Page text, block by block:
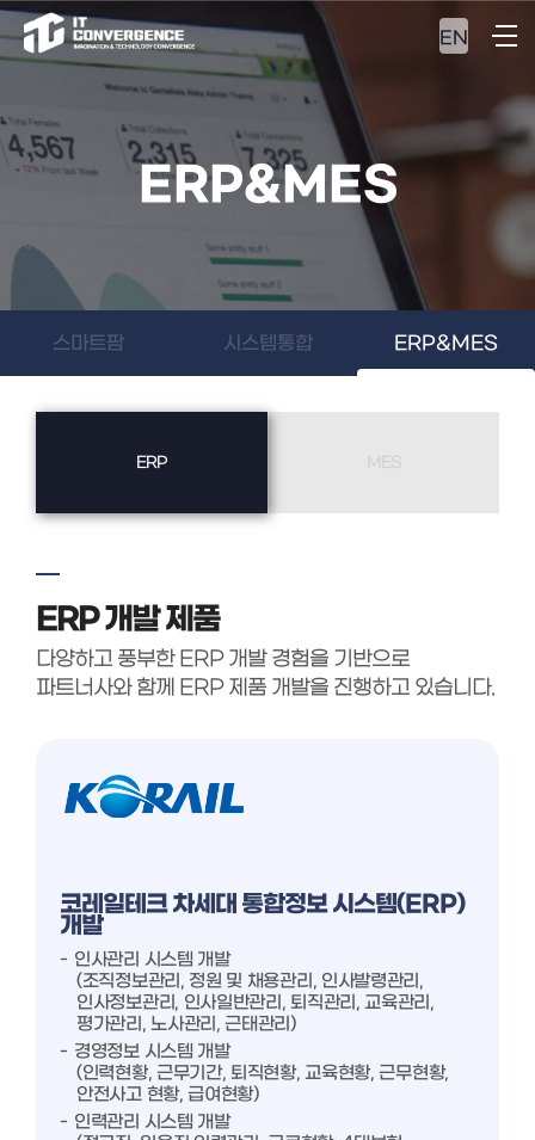
EN
ERP&MES
스마트팜 시스템통합 ERP&MES
ERP
ERP 개발 제품
다양하고 풍부한 ERP 개발 경험을 기반으로
파트너사와 함께 ERP 제품 개발을 진행하고 있습니다.
코레일테크 차세대 통합정보 시스템(ERP)
개발
인사관리 시스템 개발
(조직정보관리, 정원 및 채용관리, 인사발령관리,
인사정보관리, 인사일반관리, 퇴직관리, 교육관리,
평가관리, 노사관리, 근태관리)
경영정보 시스템 개발
(인력현황, 근무기간, 퇴직현황, 교육현황, 근무현황,
안전사고 현황, 급여현황)
인력관리 시스템 개발